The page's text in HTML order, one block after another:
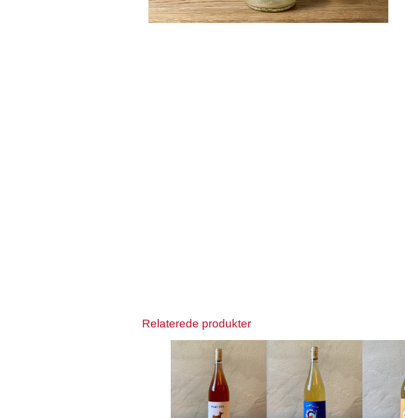
Relaterede produkter